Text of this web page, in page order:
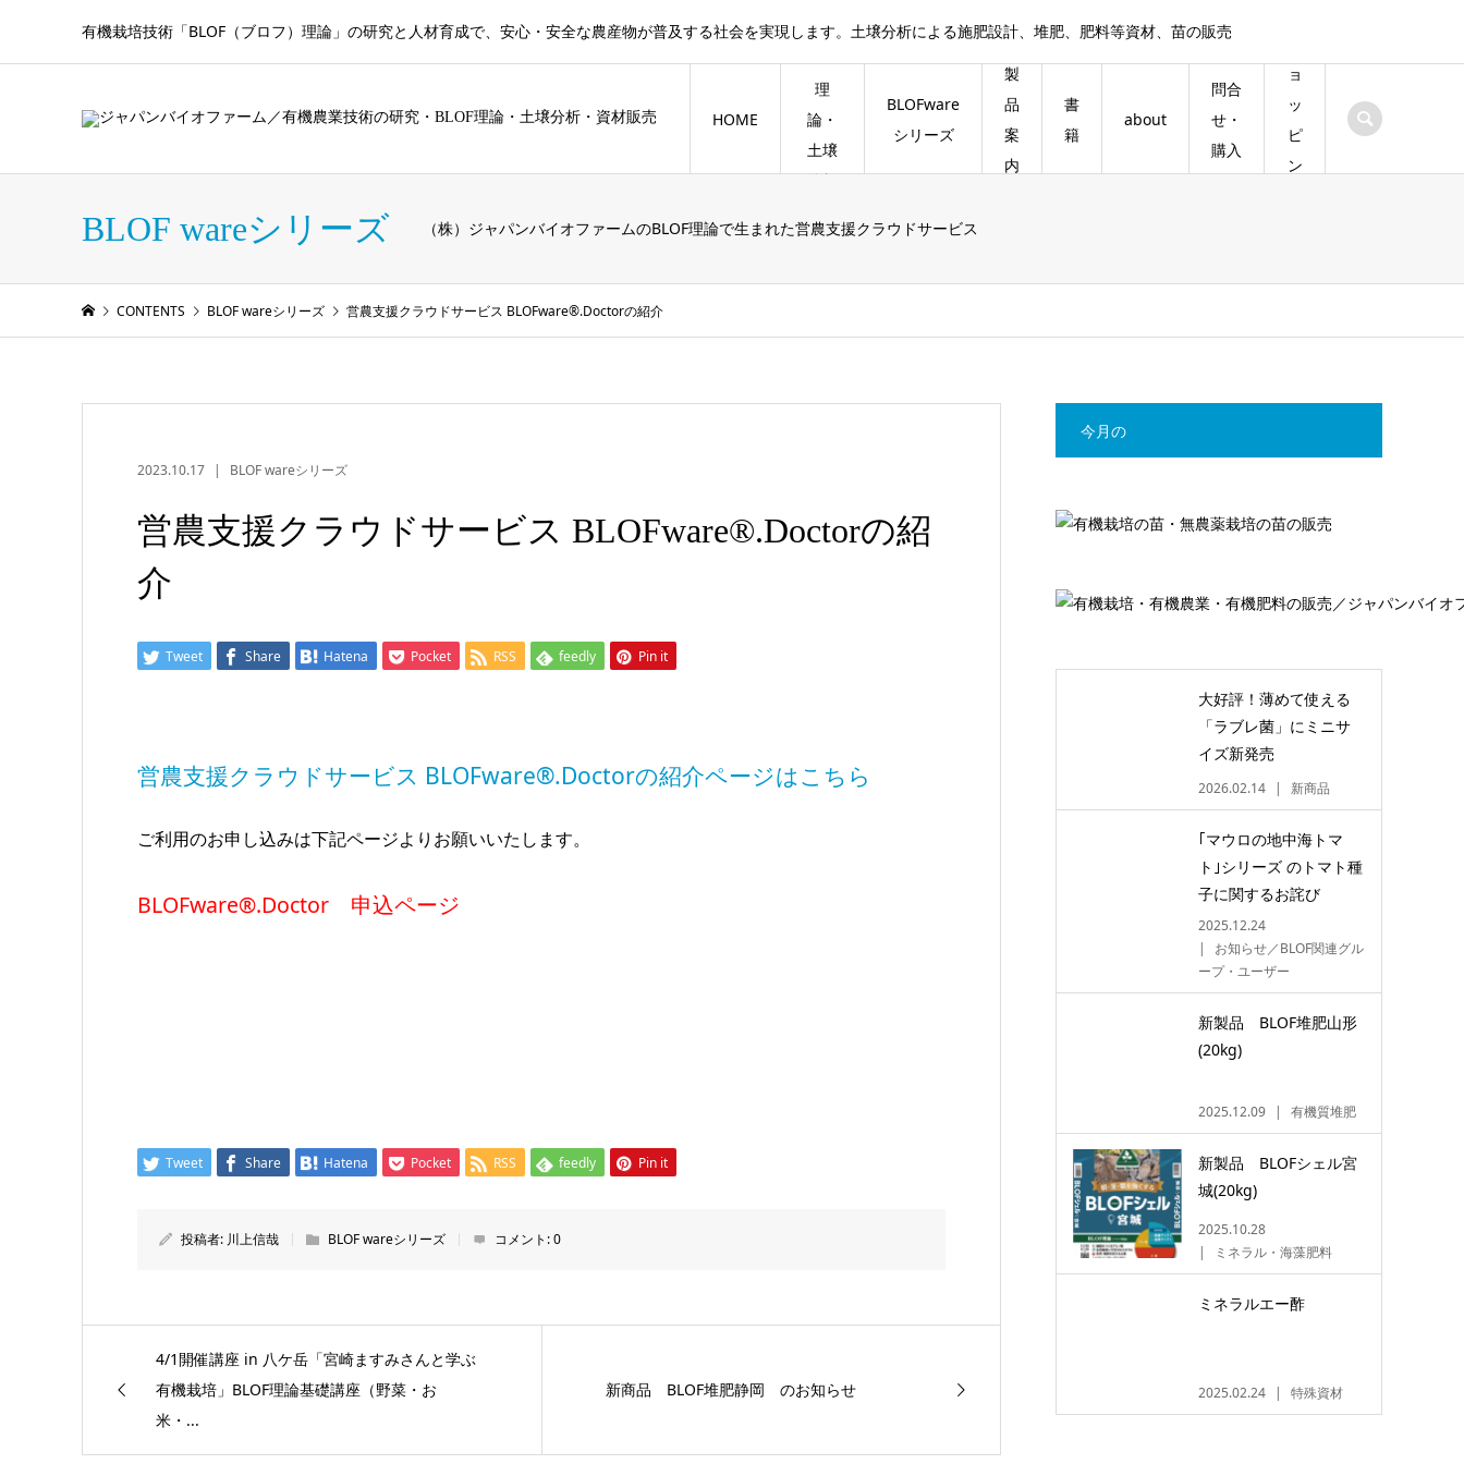
有機栽培技術「BLOF（ブロフ）理論」の研究と人材育成で、安心・安全な農産物が普及する社会を実現します。土壌分析による施肥設計、堆肥、肥料等資材、苗の販売
HOME
理
論・
土壌
分析
BLOFware
シリーズ
製
品
案
内
書
籍
about
問合
せ・
購入
ョ
ッ
ピ
ン
BLOF wareシリーズ （株）ジャパンバイオファームのBLOF理論で生まれた営農支援クラウドサービス
CONTENTS BLOF wareシリーズ 営農支援クラウドサービス BLOFware®.Doctorの紹介
2023.10.17 BLOF wareシリーズ
営農支援クラウドサービス BLOFware®.Doctorの紹
介
Tweet Share Hatena Pocket RSS feedly Pin it
営農支援クラウドサービス BLOFware®.Doctorの紹介ページはこちら
ご利用のお申し込みは下記ページよりお願いいたします。
BLOFware®.Doctor 申込ページ
Tweet Share Hatena Pocket RSS feedly Pin it
投稿者: 川上信哉 BLOF wareシリーズ コメント:0
4/1開催講座 in 八ケ岳「宮崎ますみさんと学ぶ
有機栽培」BLOF理論基礎講座（野菜・お
米・...
新商品 BLOF堆肥静岡 のお知らせ
今月の
大好評！薄めて使える
「ラブレ菌」にミニサ
イズ新発売
2026.02.14 新商品
｢マウロの地中海トマ
ト｣シリーズ のトマト種
子に関するお詫び
2025.12.24
お知らせ／BLOF関連グル
ープ・ユーザー
新製品 BLOF堆肥山形
(20kg)
2025.12.09 有機質堆肥
新製品 BLOFシェル宮
城(20kg)
2025.10.28
ミネラル・海藻肥料
ミネラルエー酢
2025.02.24 特殊資材